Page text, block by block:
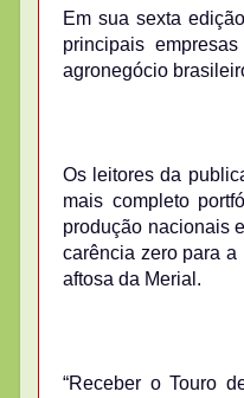
Em sua sexta
principais
agronegócio
Os leitores da
mais completo
produção nacionais
carência zero para
aftosa da Merial.
“Receber o Touro